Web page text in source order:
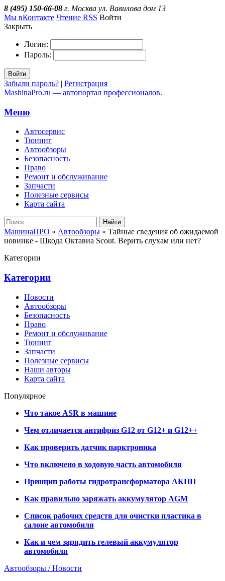
8 (495) 150-66-08 г. Москва ул. Вавилова дом 13
Мы вКонтакте Чтение RSS Войти
Закрыть
Логин:
Пароль:
Войти
Забыли пароль? | Регистрация
MashinaPro.ru — автопортал профессионалов.
Меню
Автосервис
Тюнинг
Автообзоры
Безопасность
Право
Ремонт и обслуживание
Запчасти
Полезные сервисы
Карта сайта
Найти
МашинаПРО » Автообзоры » Тайные сведения об ожидаемой
новинке - Шкода Октавиа Scout. Верить слухам или нет?
Категории
Категории
Новости
Автообзоры
Безопасность
Право
Ремонт и обслуживание
Тюнинг
Запчасти
Полезные сервисы
Наши авторы
Карта сайта
Популярное
Что такое ASR в машине
Чем отличается антифриз G12 от G12+ и G12++
Как проверить датчик парктроника
Что включено в ходовую часть автомобиля
Принцип работы гидротрансформатора АКПП
Как правильно заряжать аккумулятор AGM
Список рабочих средств для очистки пластика в
салоне автомобиля
Как и чем зарядить гелевый аккумулятор
автомобиля
Автообзоры / Новости